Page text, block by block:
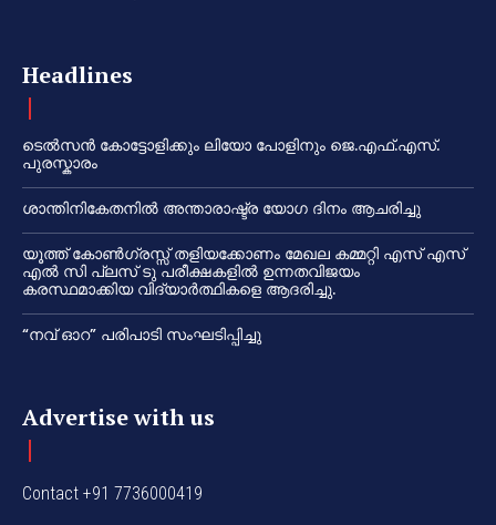
Headlines
ടെൽസൻ കോട്ടോളിക്കും ലിയോ പോളിനും ജെ.എഫ്.എസ്.
പുരസ്കാരം
ശാന്തിനികേതനിൽ അന്താരാഷ്ട്ര യോഗ ദിനം ആചരിച്ചു
യൂത്ത് കോൺഗ്രസ്സ് തളിയക്കോണം മേഖല കമ്മറ്റി എസ് എസ്
എൽ സി പ്ലസ് ടു പരീക്ഷകളിൽ ഉന്നതവിജയം
കരസ്ഥമാക്കിയ വിദ്യാർത്ഥികളെ ആദരിച്ചു.
“നവ് ഓറ” പരിപാടി സംഘടിപ്പിച്ചു
Advertise with us
Contact +91 7736000419